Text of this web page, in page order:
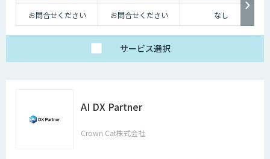
お問合せください
お問合せください なし
サービス選択
AI DX Partner
Crown Cat株式会社